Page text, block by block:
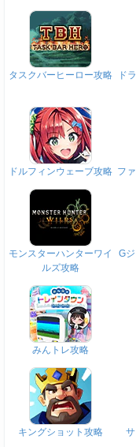
タスクバーヒーロー攻略
ド
ドルフィンウェーブ攻略 フ
モンスターハンターワイ
ルズ攻略
G
みんトレ攻略
キングショット攻略